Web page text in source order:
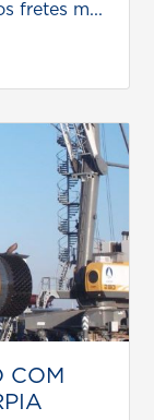
fretes m...
COM